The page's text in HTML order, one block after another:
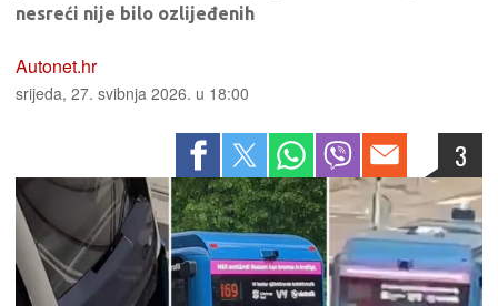
nesreći nije bilo ozlijeđenih
Autonet.hr
srijeda, 27. svibnja 2026. u 18:00
3